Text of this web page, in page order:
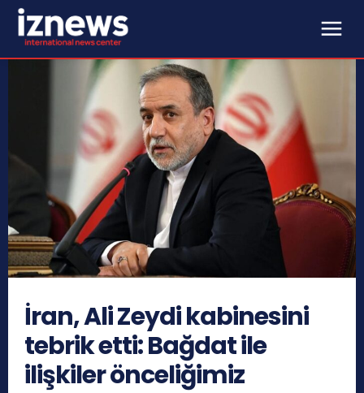
İran, Ali Zeydi kabinesini
tebrik etti: Bağdat ile
ilişkiler önceliğimiz